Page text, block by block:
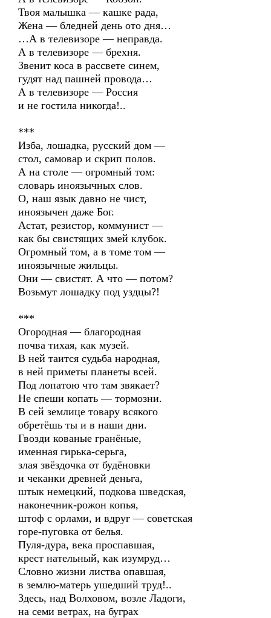
Твоя малышка — кашке рада,
Жена — бледней день ото дня…
…А в телевизоре — неправда.
А в телевизоре — брехня.
Звенит коса в рассвете синем,
гудят над пашней провода…
А в телевизоре — Россия
и не гостила никогда!..
***
Изба, лошадка, русский дом —
стол, самовар и скрип полов.
А на столе — огромный том:
словарь иноязычных слов.
О, наш язык давно не чист,
иноязычен даже Бог.
Астат, резистор, коммунист —
как бы свистящих змей клубок.
Огромный том, а в томе том —
иноязычные жильцы.
Они — свистят. А что — потом?
Возьмут лошадку под уздцы?!
***
Огородная — благородная
почва тихая, как музей.
В ней таится судьба народная,
в ней приметы планеты всей.
Под лопатою что там звякает?
Не спеши копать — тормозни.
В сей землице товару всякого
обретёшь ты и в наши дни.
Гвозди кованые гранёные,
именная гирька-серьга,
злая звёздочка от будёновки
и чеканки древней деньга,
штык немецкий, подкова шведская,
наконечник-рожон копья,
штоф с орлами, и вдруг — советская
горе-пуговка от белья.
Пуля-дура, века проспавшая,
крест нательный, как изумруд…
Словно жизни листва опавшая,
в землю-матерь ушедший труд!..
Здесь, над Волховом, возле Ладоги,
на семи ветрах, на буграх